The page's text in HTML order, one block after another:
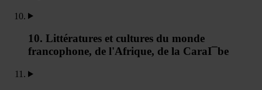
10. Littératures et cultures du monde
francophone, de l'Afrique, de la CaraI¯be